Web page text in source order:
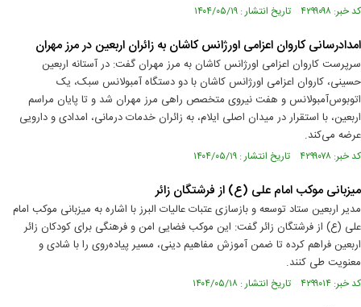
کد خبر: ۴۲۹۹۰۹۸ تاریخ انتشار : ۱۴۰۴/۰۵/۱۹
امدادرسانی کاروان اعزامی اورژانس کاشان به زائران اربعین در مرز مهران
سرپرست کاروان اعزامی اورژانس کاشان به مرز مهران گفت: در آستانه اربعین
حسینی، کاروان اعزامی اورژانس کاشان با دو دستگاه آمبولانس سبک، یک
اتوبوس‌آمبولانس و هفت نیروی متخصص راهی مرز مهران شد و تا پایان مراسم
اربعین، با استقرار در میدان اصلی ایلام، به زائران خدمات درمانی، امدادی و دارویی
عرضه می‌کند.
کد خبر: ۴۲۹۹۰۷۸ تاریخ انتشار : ۱۴۰۴/۰۵/۱۹
میزبانی موکب امام علی (ع) از فرشتگان زائر
مدیر اربعین ستاد توسعه و بازسازی عتبات عالیات البرز با اشاره به میزبانی موکب امام
علی (ع) از فرشتگان زائر گفت: این موکب فضایی امن و فرهنگی برای کودکان زائر
اربعین فراهم کرده تا ضمن آموزش مفاهیم دینی، مسیر پیاده‌روی را با شادی و
معنویت طی کنند.
کد خبر: ۴۲۹۹۰۱۴ تاریخ انتشار : ۱۴۰۴/۰۵/۱۸